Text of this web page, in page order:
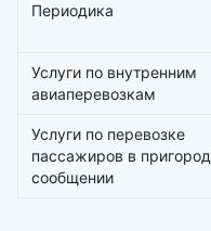
Периодика
Услуги по внутренним
авиаперевозкам
Услуги по перевозке
пассажиров в
сообщении